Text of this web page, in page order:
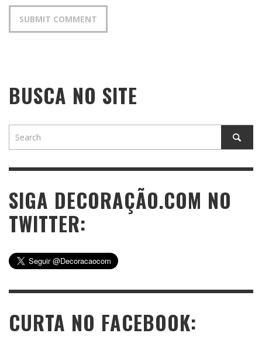
BUSCA NO SITE
SIGA DECORAÇÃO.COM NO
TWITTER:
CURTA NO FACEBOOK: